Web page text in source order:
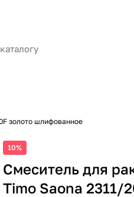
золото шлифованное
10%
Смеситель для
Timo Saona 2311/